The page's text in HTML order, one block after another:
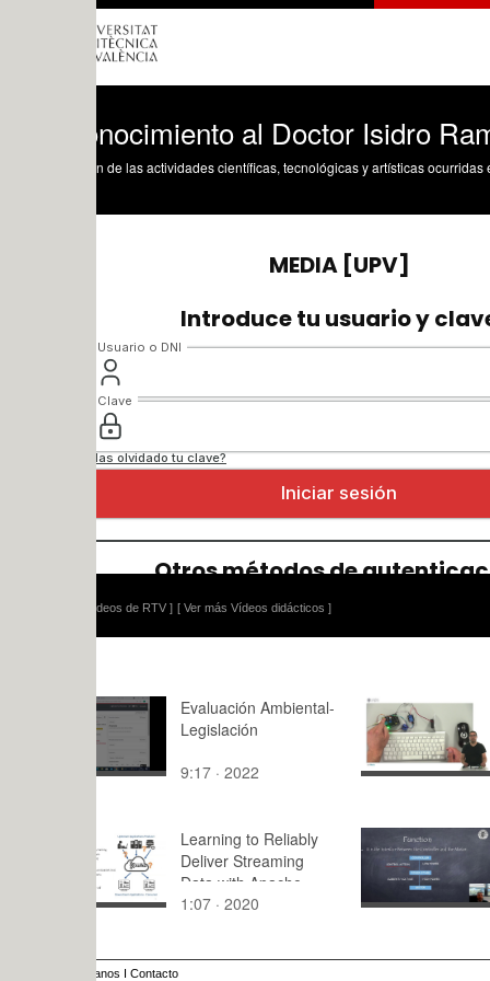
al Doctor Isidro Ramos
de las actividades científicas, tecnológicas y artísticas ocurridas en los tres
[ Ver más Vídeos didácticos ]
Evaluación Ambiental-
Legislación
9:17 · 2022
example:
with a
1:46 · 2019
Learning to Reliably
Deliver Streaming
Data with Apache
Kafka
1:07 · 2020
Modelling
of a Joint
11:07 ·